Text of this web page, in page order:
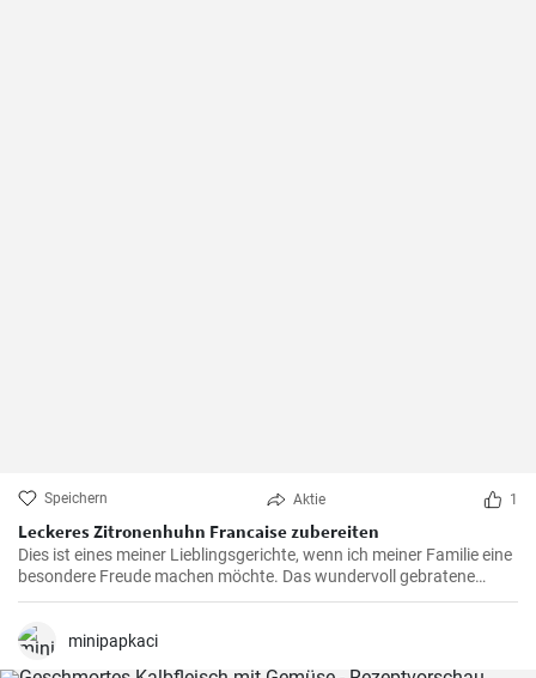
Speichern Aktie 1
Leckeres Zitronenhuhn Francaise zubereiten
Dies ist eines meiner Lieblingsgerichte, wenn ich meiner Familie eine
besondere Freude machen möchte. Das wundervoll gebratene
Hähnchen, mariniert in cremigem Eierteig und überzogen mit einer
wenn Sie dieses schmackhafte Chicken Francaise einmal probiert
minipapkaci